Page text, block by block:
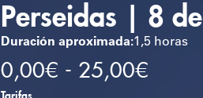
Perseidas | 8
Duración aproximada:1,5 horas
0,00€ 25,00€
Tarifas